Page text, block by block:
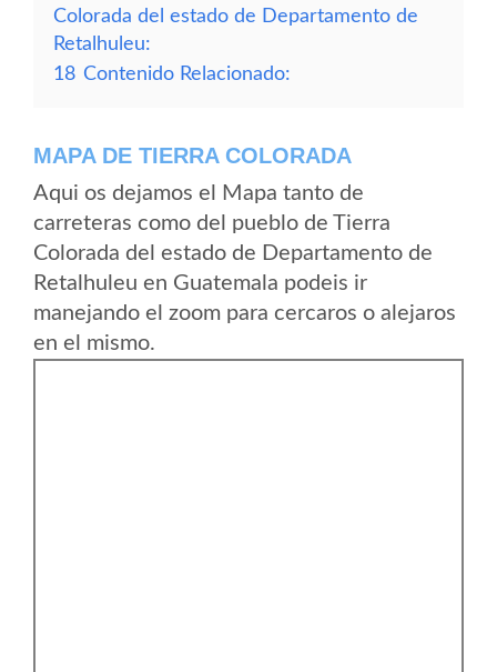
Colorada del estado de Departamento de
Retalhuleu:
18 Contenido Relacionado:
MAPA DE TIERRA COLORADA
Aqui os dejamos el Mapa tanto de
carreteras como del pueblo de Tierra
Colorada del estado de Departamento de
Retalhuleu en Guatemala podeis ir
manejando el zoom para cercaros o alejaros
en el mismo.